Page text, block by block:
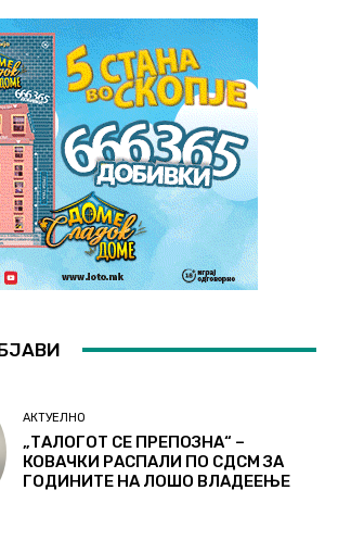
АКТУЕЛНО
„ТАЛОГОТ СЕ ПРЕПОЗНА“ –
КОВАЧКИ РАСПАЛИ ПО СДСМ ЗА
ГОДИНИТЕ НА ЛОШО ВЛАДЕЕЊЕ